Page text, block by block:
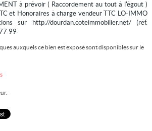
à prévoir ( Raccordement au tout à l'égout )
et Honoraires à charge vendeur TTC LO-IMMO
sur http://dourdan.coteimmobilier.net/ (réf.
99
auxquels ce bien est exposé sont disponibles sur le